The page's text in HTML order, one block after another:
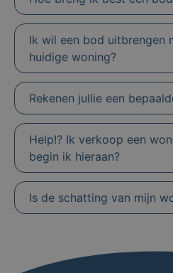
Ik wil een bod uitbrengen
huidige woning?
Rekenen jullie een
Help!? Ik verkoop een
begin ik hieraan?
Is de schatting van mijn